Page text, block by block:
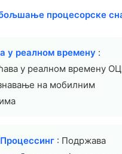
процесорске
у реалном времену :
у реалном времену
на мобилним
: Подржава